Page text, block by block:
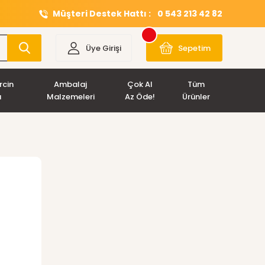
Müşteri Destek Hattı : 0 543 213 42 82
Üye Girişi Sepetim
Ambalaj
Malzemeleri
Çok Al
Az Öde!
Tüm
Ürünler